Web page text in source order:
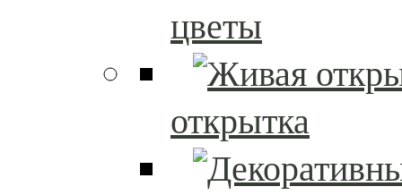
цветы
открытка